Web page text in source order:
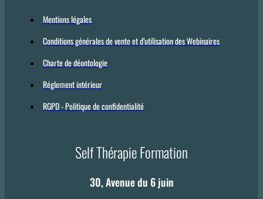
Mentions légales
Conditions générales de vente et d’utilisation des Webinaires
Charte de déontologie
Réglement intérieur
RGPD - Politique de confidentialité
Self Thérapie Formation
30, Avenue du 6 juin